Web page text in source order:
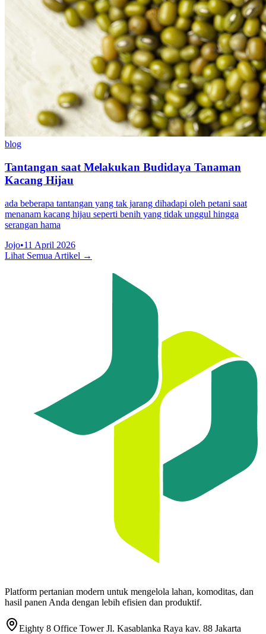
blog
Tantangan saat Melakukan Budidaya Tanaman
Kacang Hijau
ada beberapa tantangan yang tak jarang dihadapi oleh petani saat
menanam kacang hijau seperti benih yang tidak unggul hingga
serangan hama
Jojo•11 April 2026
Lihat Semua Artikel →
Platform pertanian modern untuk mengelola lahan, komoditas, dan
hasil panen Anda dengan lebih efisien dan produktif.
Eighty 8 Office Tower Jl. Kasablanka Raya kav. 88 Jakarta